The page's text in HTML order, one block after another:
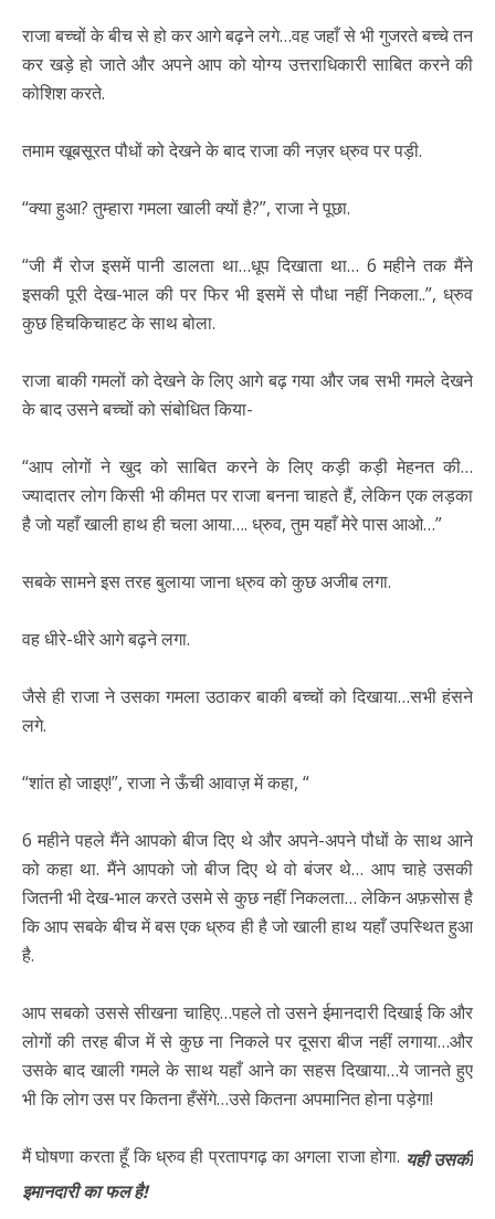
राजा बच्चों के बीच से हो कर आगे बढ़ने लगे…वह जहाँ से भी गुजरते बच्चे तन
कर खड़े हो जाते और अपने आप को योग्य उत्तराधिकारी साबित करने की
कोशिश करते.
तमाम खूबसूरत पौधों को देखने के बाद राजा की नज़र ध्रुव पर पड़ी.
“क्या हुआ? तुम्हारा गमला खाली क्यों है?”, राजा ने पूछा.
“जी मैं रोज इसमें पानी डालता था…धूप दिखाता था… 6 महीने तक मैंने
इसकी पूरी देख-भाल की पर फिर भी इसमें से पौधा नहीं निकला..”, ध्रुव
कुछ हिचकिचाहट के साथ बोला.
राजा बाकी गमलों को देखने के लिए आगे बढ़ गया और जब सभी गमले देखने
के बाद उसने बच्चों को संबोधित किया-
“आप लोगों ने खुद को साबित करने के लिए कड़ी कड़ी मेहनत की…
ज्यादातर लोग किसी भी कीमत पर राजा बनना चाहते हैं, लेकिन एक लड़का
है जो यहाँ खाली हाथ ही चला आया…. ध्रुव, तुम यहाँ मेरे पास आओ…”
सबके सामने इस तरह बुलाया जाना ध्रुव को कुछ अजीब लगा.
वह धीरे-धीरे आगे बढ़ने लगा.
जैसे ही राजा ने उसका गमला उठाकर बाकी बच्चों को दिखाया…सभी हंसने
लगे.
“शांत हो जाइए!”, राजा ने ऊँची आवाज़ में कहा, “
6 महीने पहले मैंने आपको बीज दिए थे और अपने-अपने पौधों के साथ आने
को कहा था. मैंने आपको जो बीज दिए थे वो बंजर थे… आप चाहे उसकी
जितनी भी देख-भाल करते उसमे से कुछ नहीं निकलता… लेकिन अफ़सोस है
कि आप सबके बीच में बस एक ध्रुव ही है जो खाली हाथ यहाँ उपस्थित हुआ
है.
आप सबको उससे सीखना चाहिए…पहले तो उसने ईमानदारी दिखाई कि और
लोगों की तरह बीज में से कुछ ना निकले पर दूसरा बीज नहीं लगाया…और
उसके बाद खाली गमले के साथ यहाँ आने का सहस दिखाया…ये जानते हुए
भी कि लोग उस पर कितना हँसेंगे…उसे कितना अपमानित होना पड़ेगा!
मैं घोषणा करता हूँ कि ध्रुव ही प्रतापगढ़ का अगला राजा होगा. यही उसकी
इमानदारी का फल है!